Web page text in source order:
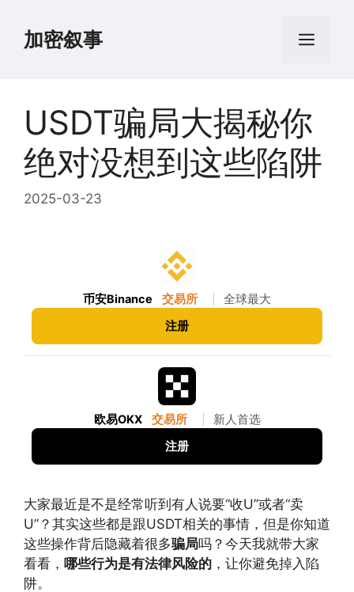
加密叙事 菜
USDT骗局大揭秘你
绝对没想到这些陷阱
2025-03-23
币安Binance 交易所 全球最大
注册
欧易OKX 交易所 新人首选
注册
大家最近是不是经常听到有人说要“收U”或者“卖
U”？其实这些都是跟USDT相关的事情，但是你知道
这些操作背后隐藏着很多骗局吗？今天我就带大家
看看， 哪些行为是有法律风险的 ，让你避免掉入陷
阱。